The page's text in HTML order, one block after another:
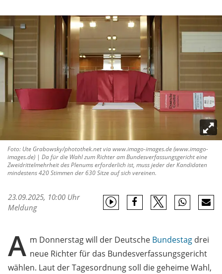
Foto: Ute Grabowsky/photothek.net via www.imago-images.de (www.imago-
images.de) | Da für die Wahl zum Richter am Bundesverfassungsgericht eine
Zweidrittelmehrheit des Plenums erforderlich ist, muss jeder der Kandidaten
mindestens 420 Stimmen der 630 Sitze auf sich vereinen.
23.09.2025, 10:00 Uhr
Meldung
A m Donnerstag will der Deutsche Bundestag drei
neue Richter für das Bundesverfassungsgericht
wählen. Laut der Tagesordnung soll die geheime Wahl,